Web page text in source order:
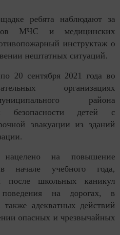
ребята наблюдают за
МЧС и медицинских
инструктаж о
нештатных ситуаций.
20 сентября 2021 года во
организациях
района
безопасности детей с
эвакуации из зданий
нацелено на повышение
начале учебного года,
после школьных каникул
поведения на дорогах, в
адекватных действий
опасных и чрезвычайных